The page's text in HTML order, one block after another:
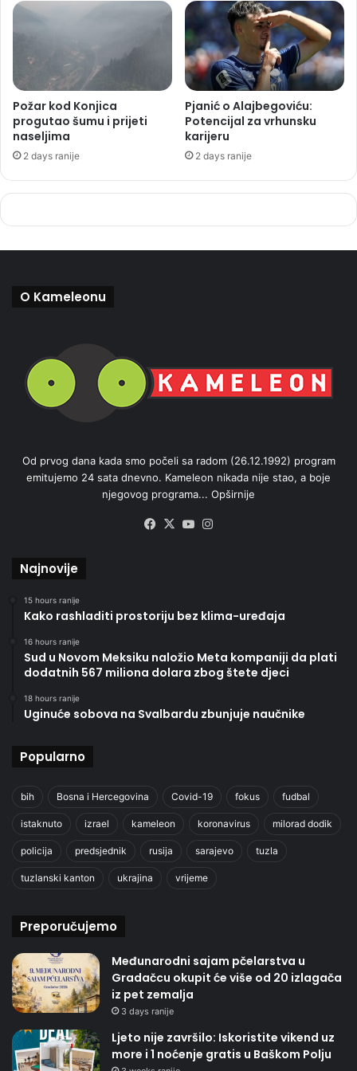
Požar kod Konjica
progutao šumu i prijeti
naseljima
2 days ranije
Pjanić o Alajbegoviću:
Potencijal za vrhunsku
karijeru
2 days ranije
O Kameleonu
Od prvog dana kada smo počeli sa radom (26.12.1992) program
emitujemo 24 sata dnevno. Kameleon nikada nije stao, a boje
njegovog programa... Opširnije
Facebook
X YouTube
Najnovije
15 hours ranije
Kako rashladiti prostoriju bez klima-uređaja
16 hours ranije
Sud u Novom Meksiku naložio Meta kompaniji da plati
dodatnih 567 miliona dolara zbog štete djeci
18 hours ranije
Uginuće sobova na Svalbardu zbunjuje naučnike
Popularno
bih Bosna i Hercegovina Covid-19 fokus fudbal
istaknuto izrael kameleon koronavirus milorad dodik
policija predsjednik rusija sarajevo tuzla
tuzlanski kanton ukrajina vrijeme
Preporučujemo
Međunarodni sajam pčelarstva u
Gradačcu okupit će više od 20 izlagača
iz pet zemalja
3 days ranije
Ljeto nije završilo: Iskoristite vikend uz
more i 1 noćenje gratis u Baškom Polju